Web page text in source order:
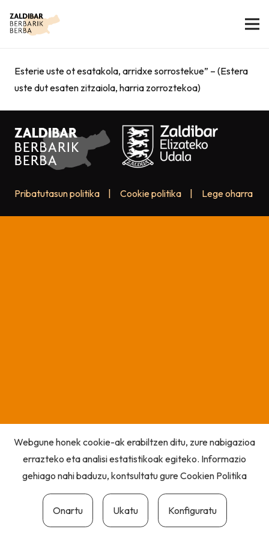
Esterie uste ot esatakola, arridxe sorrostekue” – (Estera
uste dut esaten zitzaiola, harria zorroztekoa)
Pribatutasun politika Cookie politika Lege oharra
Webgune honek cookie-ak erabiltzen ditu, zure nabigazioa
errazteko eta analisi estatistikoak egiteko. Informazio
gehiago nahi baduzu, kontsultatu gureCookien Politika
Onartu Ukatu Konfiguratu